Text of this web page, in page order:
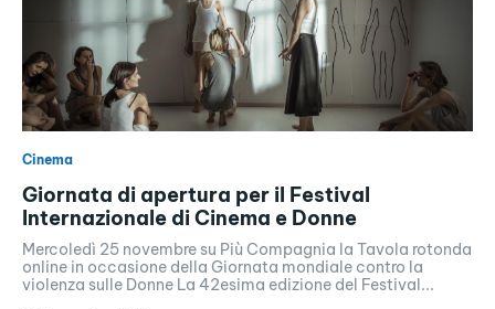
Cinema
Giornata di apertura per il Festival
Internazionale di Cinema e Donne
Mercoledì 25 novembre su Più Compagnia la Tavola rotonda
online in occasione della Giornata mondiale contro la
violenza sulle Donne La 42esima edizione del Festival...